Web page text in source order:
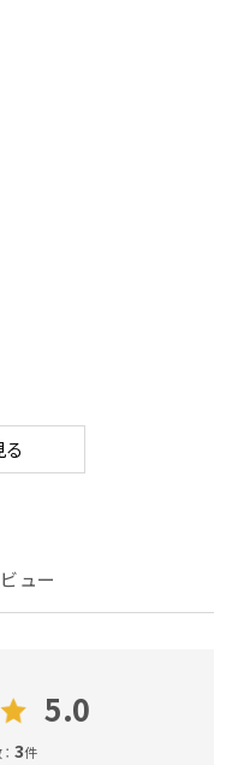
る
ュー
5.0
3件